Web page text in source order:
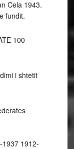
Cela 1943.
fundit.
100
i shtetit
1937 1912-